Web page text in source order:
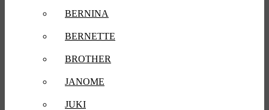
BERNINA
BERNETTE
BROTHER
JANOME
JUKI